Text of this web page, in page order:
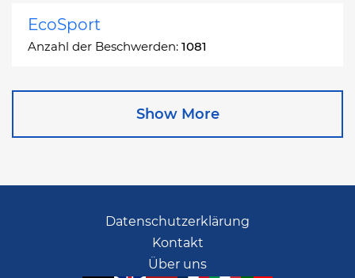
EcoSport
Anzahl der Beschwerden: 1081
Escape
Show More
Datenschutzerklärung
Kontakt
Über uns